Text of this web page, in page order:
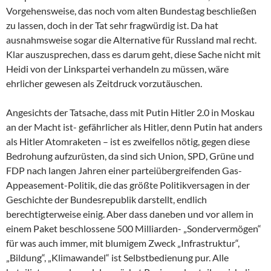
Vorgehensweise, das noch vom alten Bundestag beschließen
zu lassen, doch in der Tat sehr fragwürdig ist. Da hat
ausnahmsweise sogar die Alternative für Russland mal recht.
Klar auszusprechen, dass es darum geht, diese Sache nicht mit
Heidi von der Linkspartei verhandeln zu müssen, wäre
ehrlicher gewesen als Zeitdruck vorzutäuschen.
Angesichts der Tatsache, dass mit Putin Hitler 2.0 in Moskau
an der Macht ist- gefährlicher als Hitler, denn Putin hat anders
als Hitler Atomraketen – ist es zweifellos nötig, gegen diese
Bedrohung aufzurüsten, da sind sich Union, SPD, Grüne und
FDP nach langen Jahren einer parteiübergreifenden Gas-
Appeasement-Politik, die das größte Politikversagen in der
Geschichte der Bundesrepublik darstellt, endlich
berechtigterweise einig. Aber dass daneben und vor allem in
einem Paket beschlossene 500 Milliarden- „Sondervermögen“
für was auch immer, mit blumigem Zweck „Infrastruktur“,
„Bildung“, „Klimawandel“ ist Selbstbedienung pur. Alle